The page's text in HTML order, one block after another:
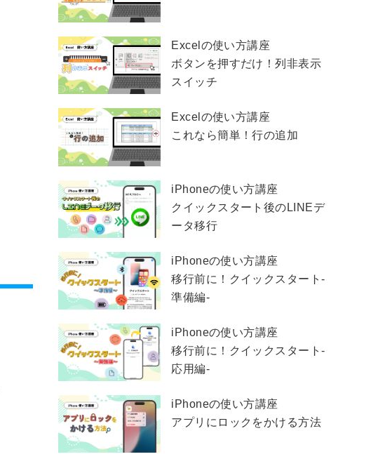
Excelの使い方講座
ボタンを押すだけ！列非表示
スイッチ
Excelの使い方講座
これなら簡単！行の追加
iPhoneの使い方講座
クイックスタート後のLINEデ
ータ移行
iPhoneの使い方講座
移行前に！クイックスタート-
準備編-
iPhoneの使い方講座
移行前に！クイックスタート-
応用編-
iPhoneの使い方講座
アプリにロックをかける方法